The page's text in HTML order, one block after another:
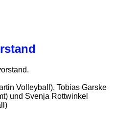
Volleyball), Tobias Garske
und Svenja Rottwinkel